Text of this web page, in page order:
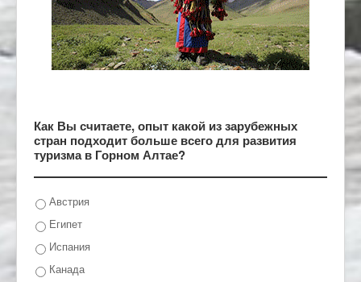
Как Вы считаете, опыт какой из зарубежных
стран подходит больше всего для развития
туризма в Горном Алтае?
Австрия
Египет
Испания
Канада